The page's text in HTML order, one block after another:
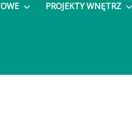
PROJEKTY WNĘTRZ